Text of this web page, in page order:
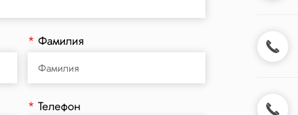
*Фамилия
*Телефон